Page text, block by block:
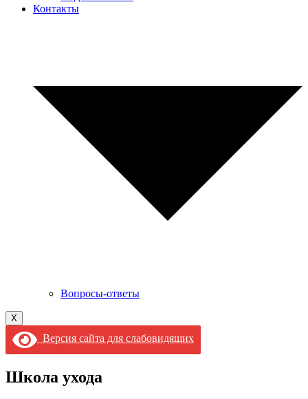
Контакты
Вопросы-ответы
X
Версия сайта для слабовидящих
Школа ухода